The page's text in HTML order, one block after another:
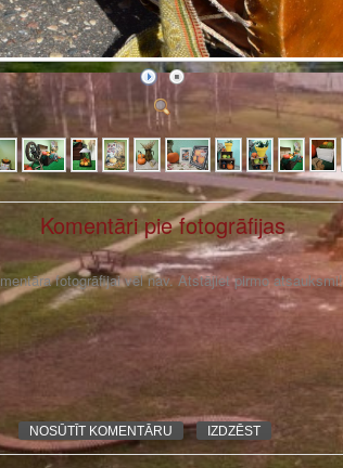
Komentāri pie fotogrāfijas
fotogrāfijai vēl nav. Atstājiet pirmo atsauksmi!